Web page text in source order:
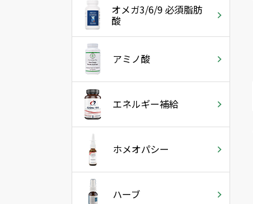
オメガ3/6/9 必須脂肪
酸
アミノ酸
エネルギー補給
ホメオパシー
ハーブ